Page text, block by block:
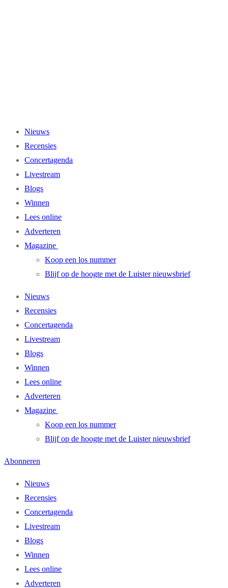
Nieuws
Recensies
Concertagenda
Livestream
Blogs
Winnen
Lees online
Adverteren
Magazine
Koop een los nummer
Blijf op de hoogte met de Luister nieuwsbrief
Nieuws
Recensies
Concertagenda
Livestream
Blogs
Winnen
Lees online
Adverteren
Magazine
Koop een los nummer
Blijf op de hoogte met de Luister nieuwsbrief
Abonneren
Nieuws
Recensies
Concertagenda
Livestream
Blogs
Winnen
Lees online
Adverteren